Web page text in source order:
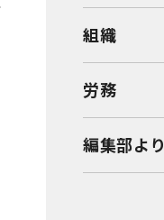
組織
労務
編集部より